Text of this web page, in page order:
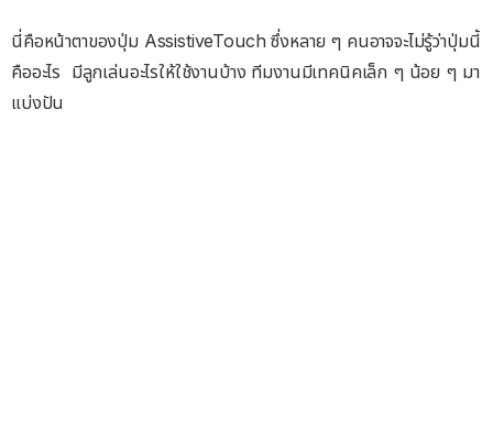
นี่คือหน้าตาของปุ่ม AssistiveTouch ซึ่งหลาย ๆ คนอาจจะไม่รู้ว่าปุ่มนี้
คืออะไร มีลูกเล่นอะไรให้ใช้งานบ้าง ทีมงานมีเทคนิคเล็ก ๆ น้อย ๆ มา
แบ่งปัน